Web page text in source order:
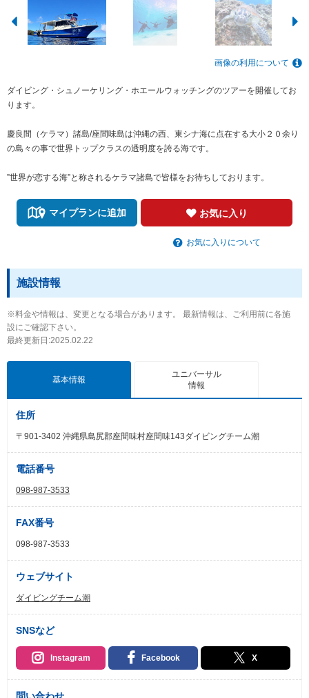
画像の利用について
ダイビング・シュノーケリング・ホエールウォッチングのツアーを開催してお
ります。
慶良間（ケラマ）諸島/座間味島は沖縄の西、東シナ海に点在する大小２０余り
の島々の事で世界トップクラスの透明度を誇る海です。
”世界が恋する海”と称されるケラマ諸島で皆様をお待ちしております。
マイプランに追加 お気に入り
お気に入りについて
施設情報
※料金や情報は、変更となる場合があります。 最新情報は、ご利用前に各施
設にご確認下さい。
最終更新日:2025.02.22
基本情報
ユニバーサル
情報
住所
〒901-3402 沖縄県島尻郡座間味村座間味143ダイビングチーム潮
電話番号
098-987-3533
FAX番号
098-987-3533
ウェブサイト
ダイビングチーム潮
SNSなど
Instagram Facebook X
問い合わせ